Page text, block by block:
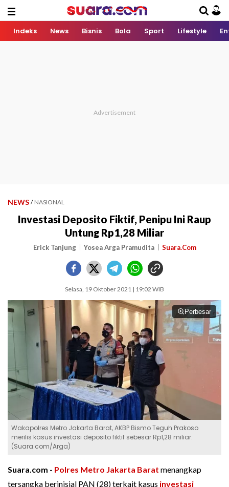
Indeks News Bisnis Bola Sport Lifestyle
NEWS / NASIONAL
Investasi Deposito Fiktif, Penipu Ini Raup
Untung Rp1,28 Miliar
Erick Tanjung Yosea Arga Pramudita Suara.Com
Selasa, 19 Oktober 2021 | 19:02 WIB
Perbesar
Wakapolres Metro Jakarta Barat, AKBP Bismo Teguh Prakoso
merilis kasus investasi deposito fiktif sebesar Rp1,28 miliar.
(Suara.com/Arga)
Suara.com - Polres Metro Jakarta Barat menangkap
tersangka berinisial PAN (28) terkait kasus investasi